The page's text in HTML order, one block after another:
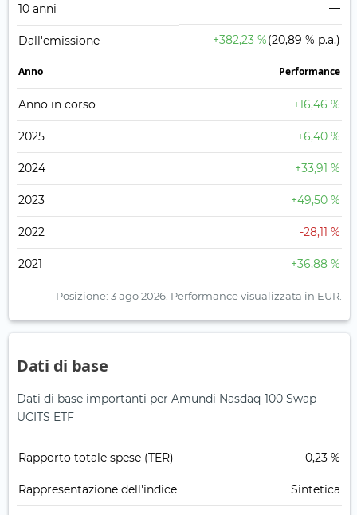
10 anni —
Dall'emissione +382,23 %(20,89 % p.a.)
Anno Performance
Anno in corso +16,46 %
2025 +6,40 %
2024 +33,91 %
2023 +49,50 %
2022 -28,11 %
2021 +36,88 %
Posizione: 3 ago 2026. Performance visualizzata in EUR.
Dati di base
Dati di base importanti per Amundi Nasdaq-100 Swap
UCITS ETF
Rapporto totale spese (TER) 0,23 %
Rappresentazione dell'indice Sintetica